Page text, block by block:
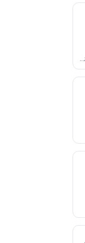
كأس عصير كوكتيل